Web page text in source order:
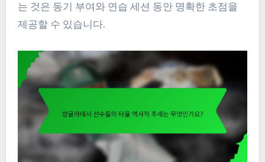
는 것은 동기 부여와 연습 세션 동안 명확한 초점을
제공할 수 있습니다.